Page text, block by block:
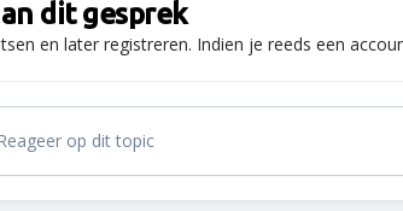
dit gesprek
en later registreren. Indien je reeds een
op dit topic